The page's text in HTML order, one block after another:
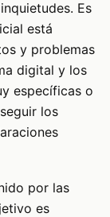
Es
está
y problemas
digital y los
específicas o
los
por las
es